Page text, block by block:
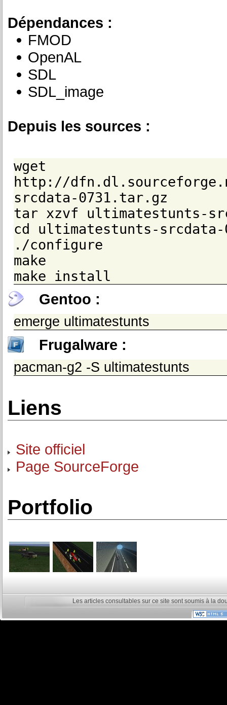
Dépendances :
FMOD
OpenAL
SDL
SDL_image
Depuis les sources :
wget
http://
srcdata-0731.tar.gz
tar xzvf ultimatestunts-
cd ultimatestunts-srcdata-
./configure
make
make install
Gentoo :
emerge ultimatestunts
Frugalware :
pacman-g2 -S ultimatestunts
Liens
Site officiel
Page SourceForge
Portfolio
Les articles consultables sur ce site sont soumis à la